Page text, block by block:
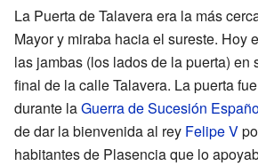
La Puerta de Talavera era la más
Mayor y miraba hacia el sureste. Hoy
las jambas (los lados de la puerta) en
final de la calle Talavera. La puerta
durante laGuerra de Sucesión
de dar la bienvenida al rey Felipe V
habitantes de Plasencia que lo